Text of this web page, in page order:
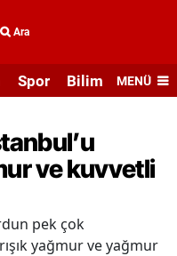
Ara
Spor Bilim veMENÜ
ve kuvvetli
pek çok
yağmur ve yağmur